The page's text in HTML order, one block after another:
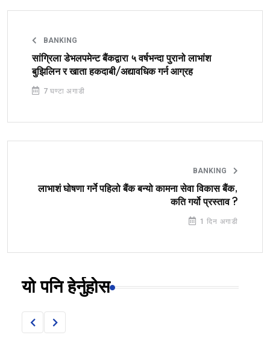
BANKING
सांग्रिला डेभलपमेन्ट बैंकद्वारा ५ वर्षभन्दा पुरानो लाभांश
बुझिलिन र खाता हकदाबी/अद्यावधिक गर्न आग्रह
7 घण्टा अगाडी
BANKING
लाभाशं घोषणा गर्ने पहिलो बैंक बन्यो कामना सेवा विकास बैंक,
कति गर्यो प्रस्ताव ?
1 दिन अगाडी
यो पनि हेर्नुहोस